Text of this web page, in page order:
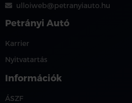
ulloiweb@petranyiauto.hu
Petrányi Autó
Karrier
Nyitvatartás
Információk
ÁSZF